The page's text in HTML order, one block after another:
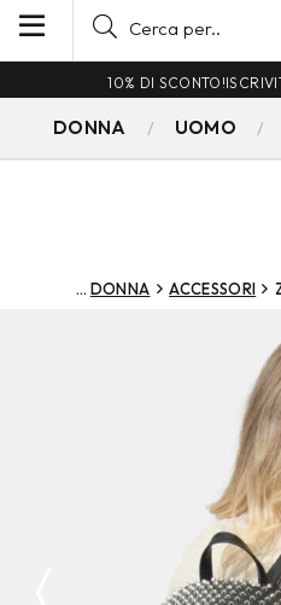
10% DI SCONTO!
DONNA UOMO
DONNA ACCESSORI